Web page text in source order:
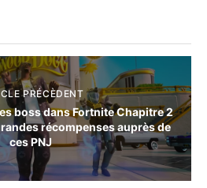
PRÉCÈDENT
boss dans Fortnite Chapitre 2
récompenses auprès de
ces PNJ